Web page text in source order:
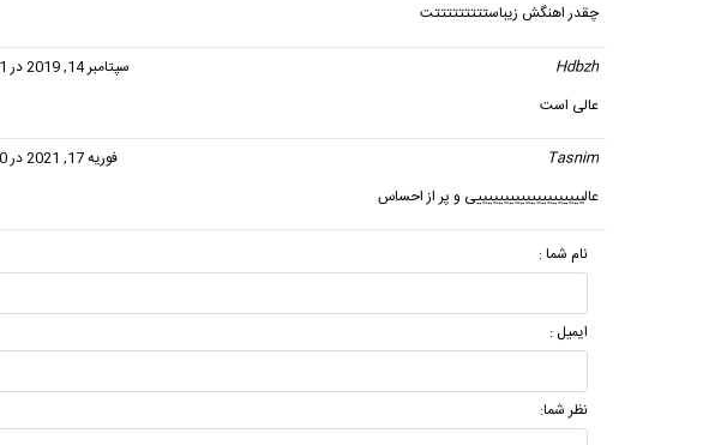
چقدر اهنگش زیباستتتتتتتتتت
Hdbzh
سپتامبر 14, 2019 در 11:41 ب.ظ
عالی است
Tasnim
فوریه 17, 2021 در 12:40 ب.ظ
عالییییییییییییییییییییی و پر از احساس
نام شما :
ایمیل :
نظر شما: